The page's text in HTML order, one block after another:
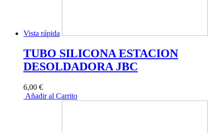
Vista rápida
TUBO SILICONA ESTACION
DESOLDADORA JBC
6,00 €
Añadir al Carrito